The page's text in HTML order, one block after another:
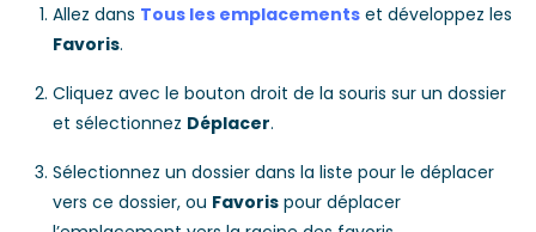
Allez dans Tous les emplacements et développez les
Favoris.
Cliquez avec le bouton droit de la souris sur un dossier
et sélectionnez Déplacer.
Sélectionnez un dossier dans la liste pour le déplacer
vers ce dossier, ou Favoris pour déplacer